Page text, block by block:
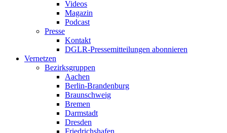
Videos
Magazin
Podcast
Presse
Kontakt
DGLR-Pressemitteilungen abonnieren
Vernetzen
Bezirksgruppen
Aachen
Berlin-Brandenburg
Braunschweig
Bremen
Darmstadt
Dresden
Friedrichshafen